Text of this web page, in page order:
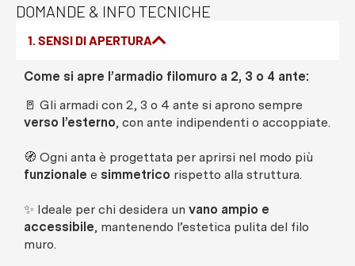
DOMANDE & INFO TECNICHE
1. SENSI DI APERTURA
Come si apre l’armadio filomuro a 2, 3 o 4 ante:
🚪 Gli armadi con 2, 3 o 4 ante si aprono sempre
verso l’esterno, con ante indipendenti o accoppiate.
🧭 Ogni anta è progettata per aprirsi nel modo più
funzionale e simmetrico rispetto alla struttura.
✨ Ideale per chi desidera un vano ampio e
accessibile, mantenendo l’estetica pulita del filo
muro.